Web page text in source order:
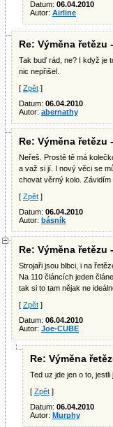
Datum: 06.04.2010
Autor: Airline
Re: Výměna
Tak buď rád, ne? I když je
nic nepřišel.
[ Zpět ]
Datum: 06.04.2010
Autor: abernathy
Re: Výměna
Neřeš. Prostě tě má
a važ si jí. I nový věci se
chovat věrný kolo.
[ Zpět ]
Datum: 06.04.2010
Autor: básník
Re: Výměna
Strojaři jsou blbci, i na
Na 110 článcích jeden
tak si to tam nějak ne
[ Zpět ]
Datum: 06.04.2010
Autor: Joe-CUBE
Re: Výměna
Ted uz jde jen o to,
[ Zpět ]
Datum: 06.04.2010
Autor: Murphy